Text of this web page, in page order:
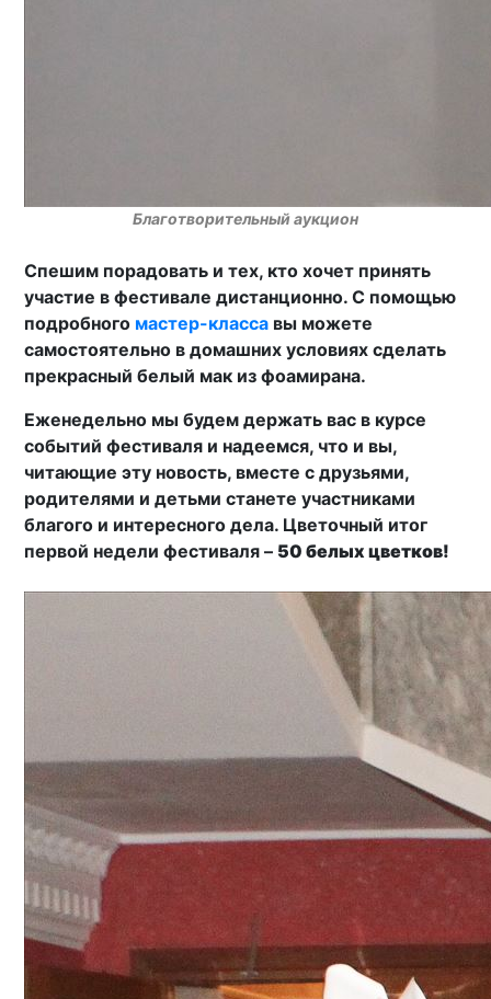
Благотворительный аукцион
Спешим порадовать и тех, кто хочет принять
участие в фестивале дистанционно. С помощью
подробного мастер-класса вы можете
самостоятельно в домашних условиях сделать
прекрасный белый мак из фоамирана.
Еженедельно мы будем держать вас в курсе
событий фестиваля и надеемся, что и вы,
читающие эту новость, вместе с друзьями,
родителями и детьми станете участниками
благого и интересного дела. Цветочный итог
первой недели фестиваля – 50 белых цветков!